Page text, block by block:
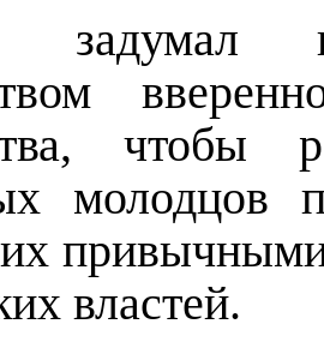
задумал
чтобы
молодцов
их
властей.